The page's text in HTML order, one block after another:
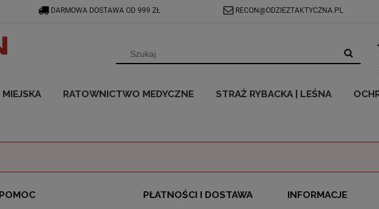
RATOWNICTWO MEDYCZNE STRAŻ RYBACKA | LEŚNA
DARMOWA DOSTAWA OD 999 ZŁ RECON@ODZIEZTAKTYCZNA.PL
POMOC PŁATNOŚCI I DOSTAWA INFORMACJE